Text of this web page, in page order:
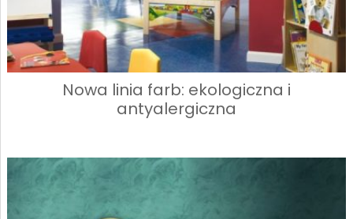
Nowa linia farb: ekologiczna i
antyalergiczna